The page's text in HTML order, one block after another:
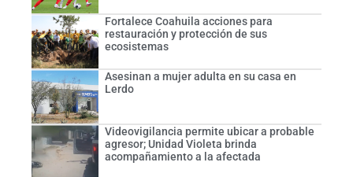
Fortalece Coahuila acciones para
restauración y protección de sus
ecosistemas
Asesinan a mujer adulta en su casa en
Lerdo
Videovigilancia permite ubicar a probable
agresor; Unidad Violeta brinda
acompañamiento a la afectada